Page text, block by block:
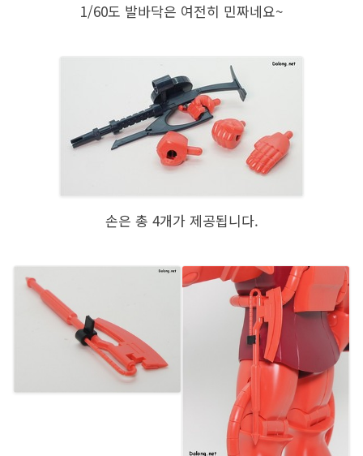
1/60도 발바닥은 여전히 민짜네요~
손은 총 4개가 제공됩니다.